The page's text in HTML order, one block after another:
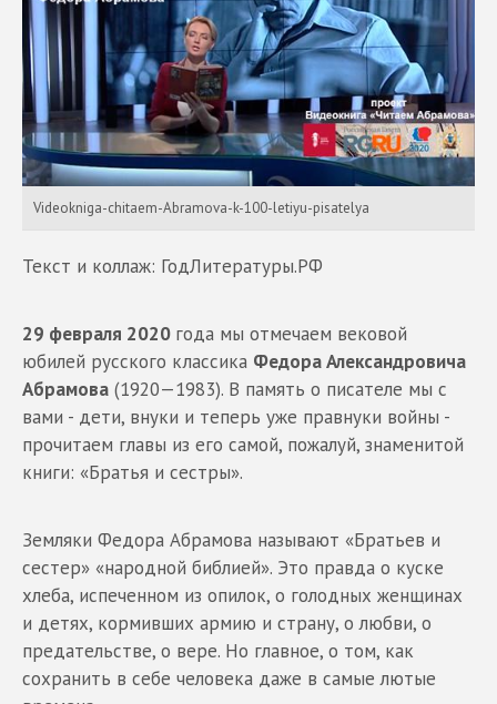
Videokniga-chitaem-Abramova-k-100-letiyu-pisatelya
Текст и коллаж: ГодЛитературы.РФ
29 февраля 2020 года мы отмечаем вековой
юбилей русского классика Федора Александровича
Абрамова (1920—1983). В память о писателе мы с
вами - дети, внуки и теперь уже правнуки войны -
прочитаем главы из его самой, пожалуй, знаменитой
книги: «Братья и сестры».
Земляки Федора Абрамова называют «Братьев и
сестер» «народной библией». Это правда о куске
хлеба, испеченном из опилок, о голодных женщинах
и детях, кормивших армию и страну, о любви, о
предательстве, о вере. Но главное, о том, как
сохранить в себе человека даже в самые лютые